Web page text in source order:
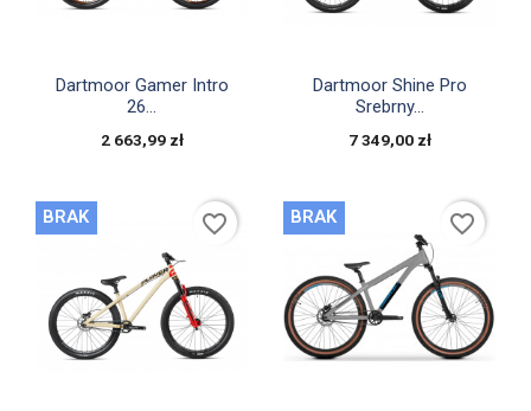
Szybki podgląd
Dartmoor Gamer Intro
26...
2 663,99 zł
Szybki podgląd
Dartmoor Shine Pro
Srebrny...
7 349,00 zł
BRAK favorite_border BRAK favorite_border